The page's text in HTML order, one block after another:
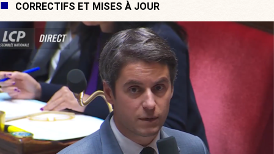
CORRECTIFS ET MISES À JOUR